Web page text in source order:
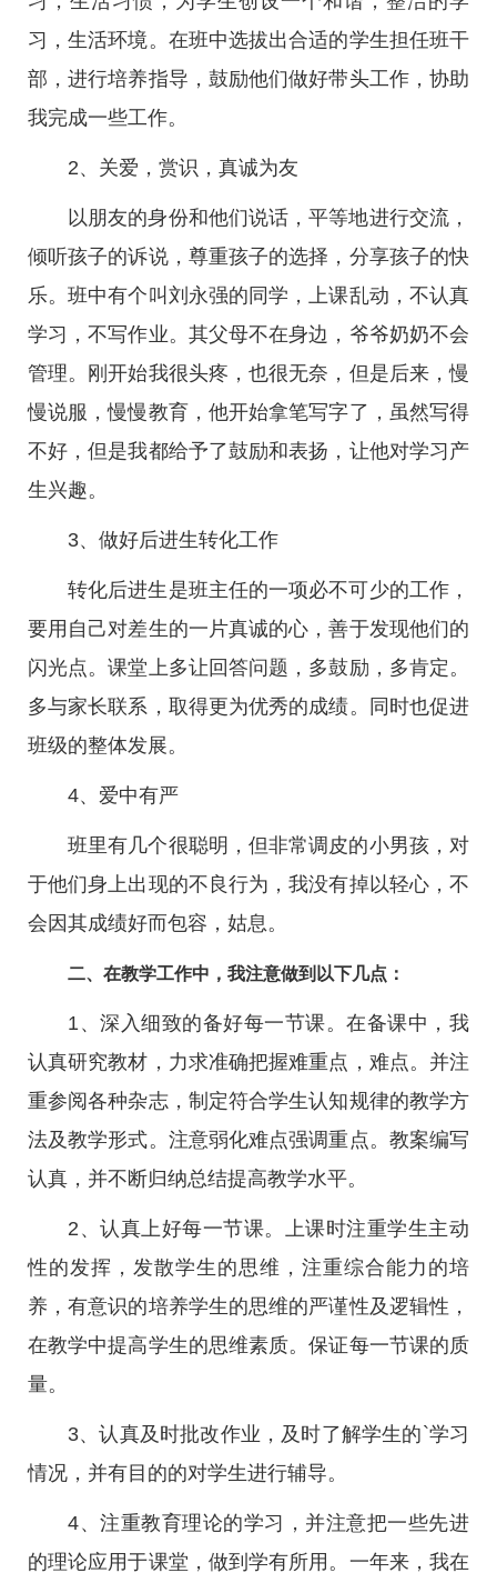
习，生活环境。在班中选拔出合适的学生担任班干
部，进行培养指导，鼓励他们做好带头工作，协助
我完成一些工作。
2、关爱，赏识，真诚为友
以朋友的身份和他们说话，平等地进行交流，
倾听孩子的诉说，尊重孩子的选择，分享孩子的快
乐。班中有个叫刘永强的同学，上课乱动，不认真
学习，不写作业。其父母不在身边，爷爷奶奶不会
管理。刚开始我很头疼，也很无奈，但是后来，慢
慢说服，慢慢教育，他开始拿笔写字了，虽然写得
不好，但是我都给予了鼓励和表扬，让他对学习产
生兴趣。
3、做好后进生转化工作
转化后进生是班主任的一项必不可少的工作，
要用自己对差生的一片真诚的心，善于发现他们的
闪光点。课堂上多让回答问题，多鼓励，多肯定。
多与家长联系，取得更为优秀的成绩。同时也促进
班级的整体发展。
4、爱中有严
班里有几个很聪明，但非常调皮的小男孩，对
于他们身上出现的不良行为，我没有掉以轻心，不
会因其成绩好而包容，姑息。
二、在教学工作中，我注意做到以下几点：
1、深入细致的备好每一节课。在备课中，我
认真研究教材，力求准确把握难重点，难点。并注
重参阅各种杂志，制定符合学生认知规律的教学方
法及教学形式。注意弱化难点强调重点。教案编写
认真，并不断归纳总结提高教学水平。
2、认真上好每一节课。上课时注重学生主动
性的发挥，发散学生的思维，注重综合能力的培
养，有意识的培养学生的思维的严谨性及逻辑性，
在教学中提高学生的思维素质。保证每一节课的质
量。
3、认真及时批改作业，及时了解学生的`学习
情况，并有目的的对学生进行辅导。
4、注重教育理论的学习，并注意把一些先进
的理论应用于课堂，做到学有所用。一年来，我在